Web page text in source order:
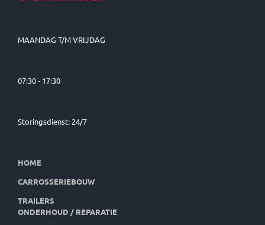
MAANDAG T/M VRIJDAG
07:30 - 17:30
Storingsdienst: 24/7
HOME
CARROSSERIEBOUW
TRAILERS
ONDERHOUD / REPARATIE